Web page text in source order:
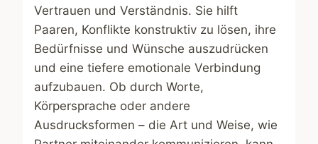
Vertrauen und Verständnis. Sie hilft
Paaren, Konflikte konstruktiv zu lösen, ihre
Bedürfnisse und Wünsche auszudrücken
und eine tiefere emotionale Verbindung
aufzubauen. Ob durch Worte,
Körpersprache oder andere
Ausdrucksformen – die Art und Weise, wie